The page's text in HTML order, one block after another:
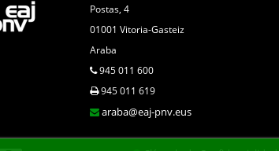
Postas, 4
01001 Vitoria-Gasteiz
Araba
945 011 600
945 011 619
araba@eaj-pnv.eus